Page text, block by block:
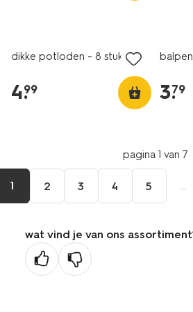
dikke potloden - 8 stuks
4.
99 3.
79
pagina 1 van 7
1 2 3 4 5 ...
wat vind je van ons